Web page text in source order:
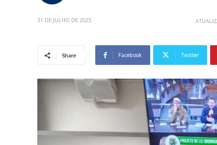
31 DE JULHO DE 2025
Share Facebook Twitter